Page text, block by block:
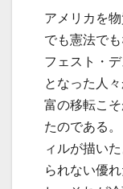
アメリカを
でも憲法で
フェスト・
となった人
富の移転こ
たのである
ィルが描い
られない優